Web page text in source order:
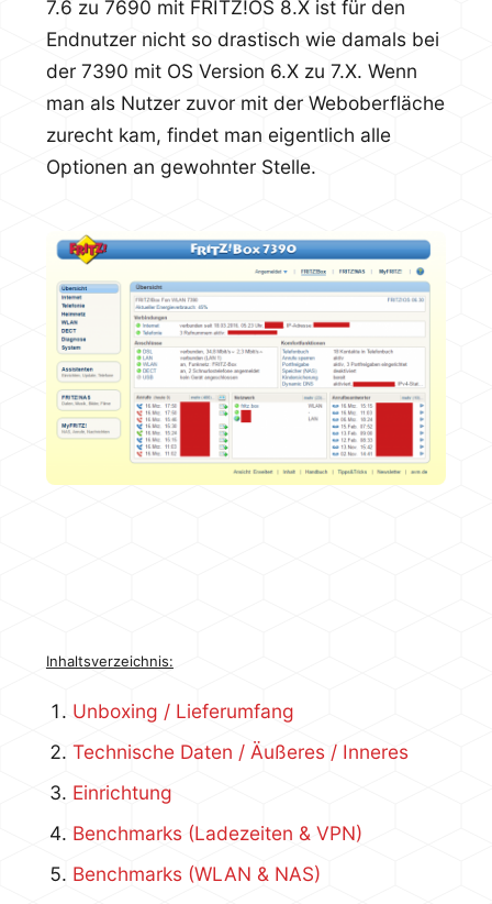
7.6 zu 7690 mit FRITZ!OS 8.X ist für den
Endnutzer nicht so drastisch wie damals bei
der 7390 mit OS Version 6.X zu 7.X. Wenn
man als Nutzer zuvor mit der Weboberfläche
zurecht kam, findet man eigentlich alle
Optionen an gewohnter Stelle.
Inhaltsverzeichnis:
Unboxing / Lieferumfang
Technische Daten / Äußeres / Inneres
Einrichtung
Benchmarks (Ladezeiten & VPN)
Benchmarks (WLAN & NAS)